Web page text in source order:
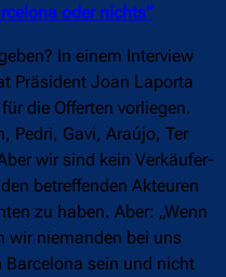
oder nichts“
In einem Interview
Präsident Joan Laporta
die Offerten vorliegen.
Pedri, Gavi, Araújo, Ter
wir sind kein Verkäufer-
betreffenden Akteuren
zu haben. Aber: „Wenn
wir niemanden bei uns
Barcelona sein und nicht